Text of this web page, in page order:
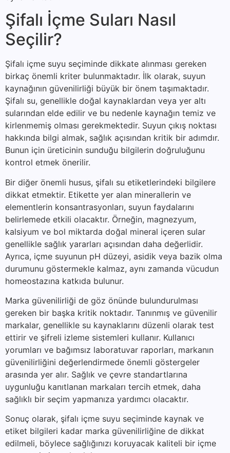
Şifalı İçme Suları Nasıl
Seçilir?
Şifalı içme suyu seçiminde dikkate alınması gereken
birkaç önemli kriter bulunmaktadır. İlk olarak, suyun
kaynağının güvenilirliği büyük bir önem taşımaktadır.
Şifalı su, genellikle doğal kaynaklardan veya yer altı
sularından elde edilir ve bu nedenle kaynağın temiz ve
kirlenmemiş olması gerekmektedir. Suyun çıkış noktası
hakkında bilgi almak, sağlık açısından kritik bir adımdır.
Bunun için üreticinin sunduğu bilgilerin doğruluğunu
kontrol etmek önerilir.
Bir diğer önemli husus, şifalı su etiketlerindeki bilgilere
dikkat etmektir. Etikette yer alan minerallerin ve
elementlerin konsantrasyonları, suyun faydalarını
belirlemede etkili olacaktır. Örneğin, magnezyum,
kalsiyum ve bol miktarda doğal mineral içeren sular
genellikle sağlık yararları açısından daha değerlidir.
Ayrıca, içme suyunun pH düzeyi, asidik veya bazik olma
durumunu göstermekle kalmaz, aynı zamanda vücudun
homeostazına katkıda bulunur.
Marka güvenilirliği de göz önünde bulundurulması
gereken bir başka kritik noktadır. Tanınmış ve güvenilir
markalar, genellikle su kaynaklarını düzenli olarak test
ettirir ve şifreli izleme sistemleri kullanır. Kullanıcı
yorumları ve bağımsız laboratuvar raporları, markanın
güvenilirliğini değerlendirmede önemli göstergeler
arasında yer alır. Sağlık ve çevre standartlarına
uygunluğu kanıtlanan markaları tercih etmek, daha
sağlıklı bir seçim yapmanıza yardımcı olacaktır.
Sonuç olarak, şifalı içme suyu seçiminde kaynak ve
etiket bilgileri kadar marka güvenilirliğine de dikkat
edilmeli, böylece sağlığınızı koruyacak kaliteli bir içme